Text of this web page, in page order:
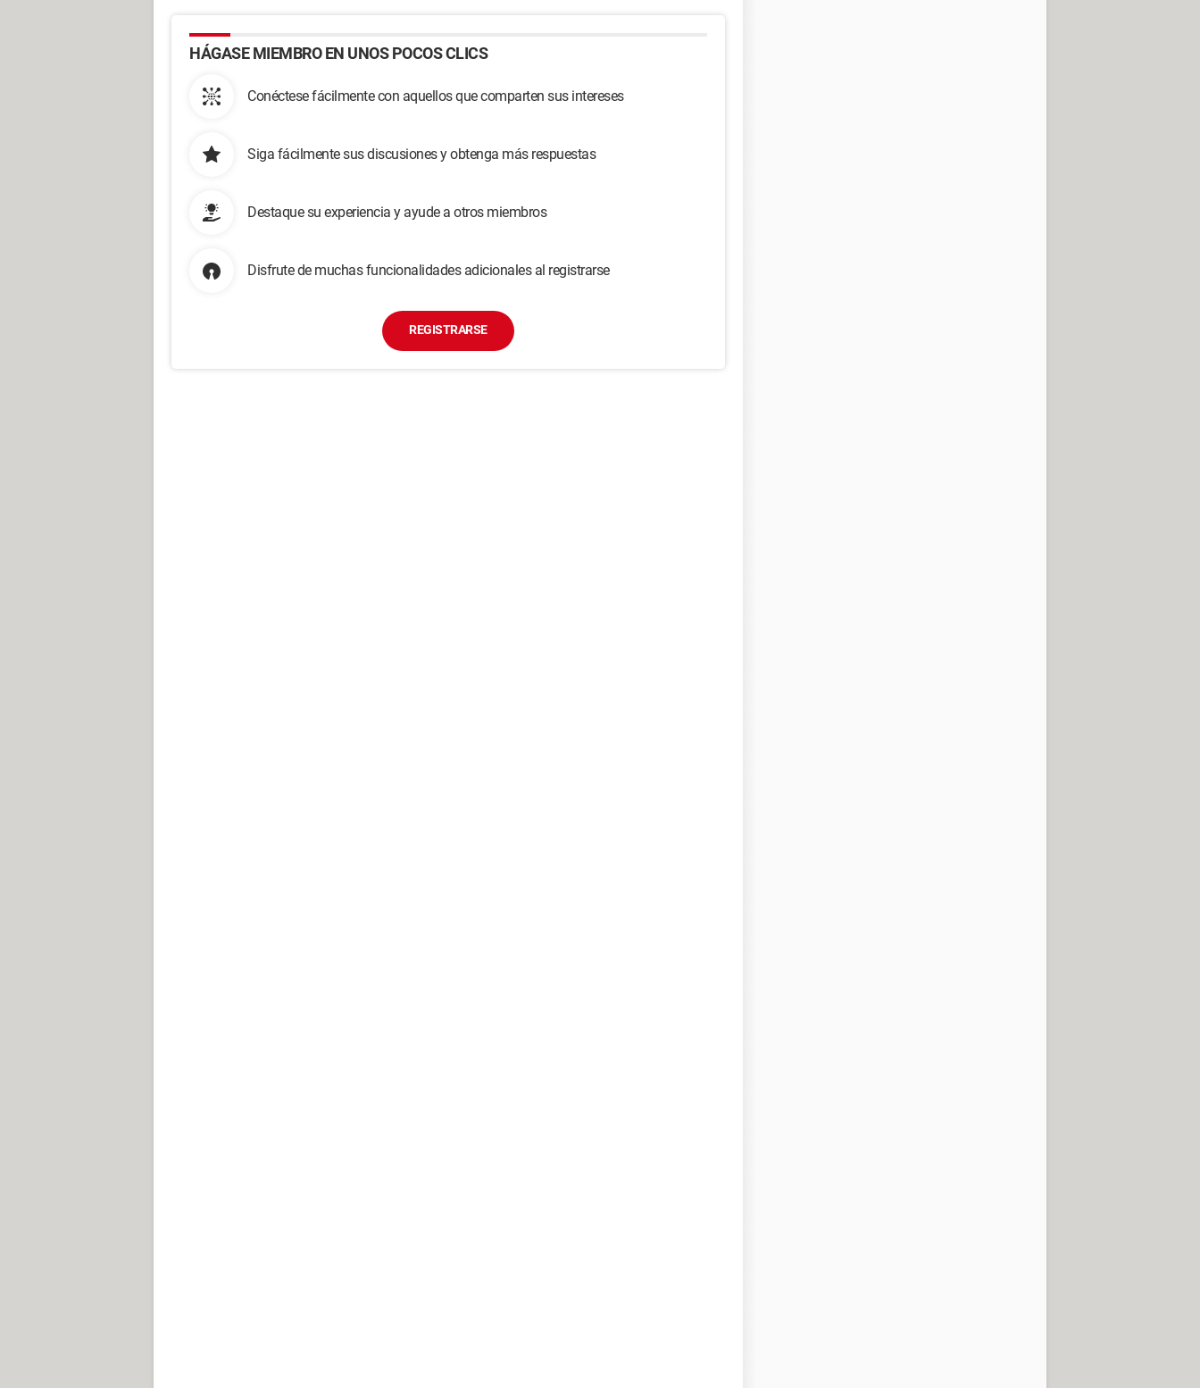
HÁGASE MIEMBRO EN UNOS POCOS CLICS
Conéctese fácilmente con aquellos que comparten sus intereses
Siga fácilmente sus discusiones y obtenga más respuestas
Destaque su experiencia y ayude a otros miembros
Disfrute de muchas funcionalidades adicionales al registrarse
REGISTRARSE